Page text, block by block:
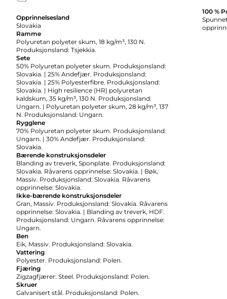
Opprinnelsesland
Slovakia
Ramme
Polyuretan polyeter skum, 18 kg/m³, 130 N.
Produksjonsland: Tsjekkia.
Sete
50% Polyuretan polyeter skum. Produksjonsland:
Slovakia. | 25% Andefjær. Produksjonsland:
Slovakia. | 25% Polyesterfibre. Produksjonsland:
Slovakia. | High resilience (HR) polyuretan
kaldskum, 35 kg/m³, 130 N. Produksjonsland:
Ungarn. | Polyuretan polyeter skum, 28 kg/m³, 137
N. Produksjonsland: Ungarn.
Rygglene
70% Polyuretan polyeter skum. Produksjonsland:
Ungarn. | 30% Andefjær. Produksjonsland:
Slovakia.
Bærende konstruksjonsdeler
Blanding av treverk, Sponplate. Produksjonsland:
Slovakia. Råvarens opprinnelse: Slovakia. | Bøk,
Massiv. Produksjonsland: Slovakia. Råvarens
opprinnelse: Slovakia.
Ikke-bærende konstruksjonsdeler
Gran, Massiv. Produksjonsland: Slovakia. Råvarens
opprinnelse: Slovakia. | Blanding av treverk, HDF.
Produksjonsland: Ungarn. Råvarens opprinnelse:
Ungarn.
Ben
Eik, Massiv. Produksjonsland: Slovakia.
Vattering
Polyester. Produksjonsland: Polen.
Fjæring
Zigzagfjærer: Steel. Produksjonsland: Polen.
Skruer
Galvanisert stål. Produksjonsland: Polen.
100 %